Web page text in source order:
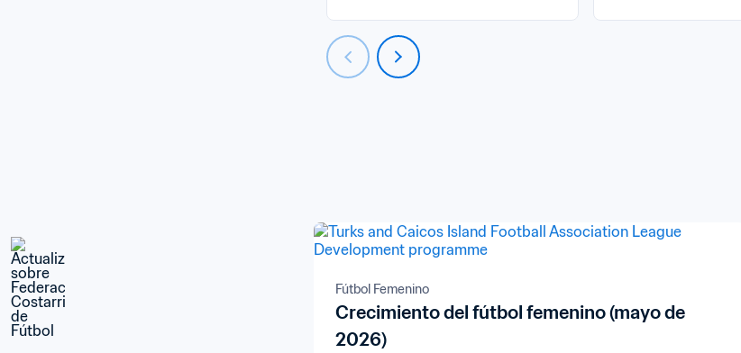
Fútbol Femenino
Crecimiento del fútbol femenino (mayo de
2026)